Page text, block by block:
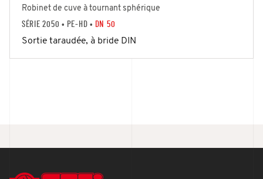
Robinet de cuve à tournant sphérique
SÉRIE 2050 • PE-HD • DN 50
Sortie taraudée, à bride DIN